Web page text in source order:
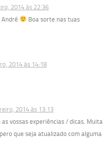
2014 às 22:36
Boa sorte nas tuas
2014 às 14:18
2014 às 13:13
vossas experiências / dicas. Muita
que seja atualizado com alguma